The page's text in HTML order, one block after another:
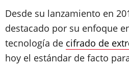
Desde su lanzamiento en
destacado por su enfoque
tecnología de cifrado de
hoy el estándar de facto